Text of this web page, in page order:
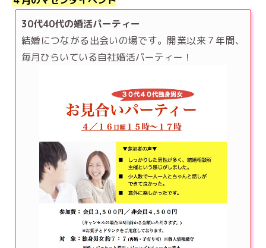
30代40代の婚活パーティー
結婚につながる出会いの場です。開業以来７年間、
毎月ひらいている自社婚活パーティー！